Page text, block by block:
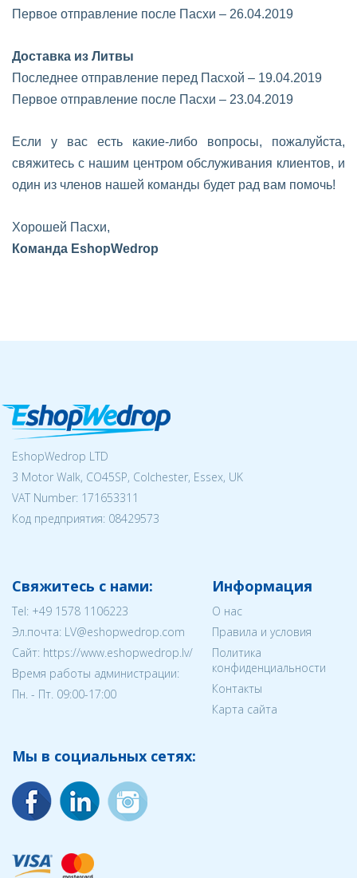
Первое отправление после Пасхи – 26.04.2019
Доставка из Литвы
Последнее отправление перед Пасхой – 19.04.2019
Первое отправление после Пасхи – 23.04.2019
Если у вас есть какие-либо вопросы, пожалуйста,
свяжитесь с нашим центром обслуживания клиентов, и
один из членов нашей команды будет рад вам помочь!
Хорошей Пасхи,
Команда EshopWedrop
EshopWedrop LTD
3 Motor Walk, CO45SP, Colchester, Essex, UK
VAT Number: 171653311
Код предприятия: 08429573
Свяжитесь с нами:
Tel: +49 1578 1106223
Эл.почта: LV@eshopwedrop.com
Cайт: https://www.eshopwedrop.lv/
Время работы администрации:
Пн. - Пт. 09:00-17:00
Информация
О нас
Правила и условия
Политика
конфиденциальности
Контакты
Карта сайта
Мы в социальных сетях: